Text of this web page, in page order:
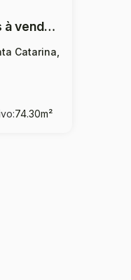
Casa Geminada com 2 quartos à venda, 74.30m² por R$ 365.000,00 - João Pessoa - Jaraguá do Sul - SC
Catarina,
74.30m²